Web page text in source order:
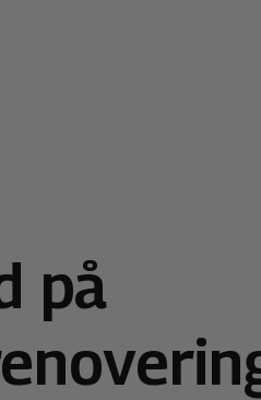
på